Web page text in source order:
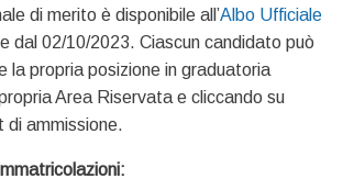
di merito è disponibile all’Albo Ufficiale
dal 02/10/2023. Ciascun candidato può
la propria posizione in graduatoria
Area Riservata e cliccando su
di ammissione.